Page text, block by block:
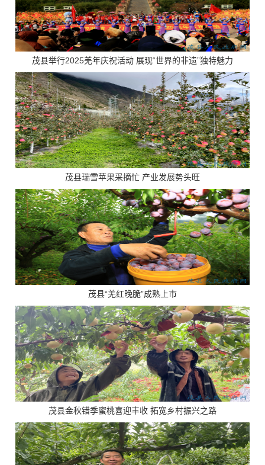
茂县举行2025羌年庆祝活动 展现“世界的非遗”独特魅力
茂县瑞雪苹果采摘忙 产业发展势头旺
茂县“羌红晚脆”成熟上市
茂县金秋错季蜜桃喜迎丰收 拓宽乡村振兴之路